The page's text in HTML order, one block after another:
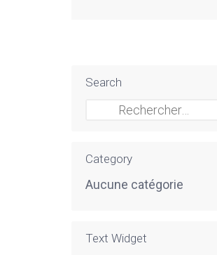
Search
Rechercher :
Category
Aucune catégorie
Text Widget